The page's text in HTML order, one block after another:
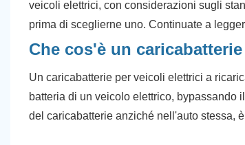
veicoli elettrici, con considerazioni sugli
prima di sceglierne uno. Continuate a
Che cos'è un
Un caricabatterie per veicoli elettrici a
batteria di un veicolo elettrico,
del caricabatterie anziché nell'auto stessa,